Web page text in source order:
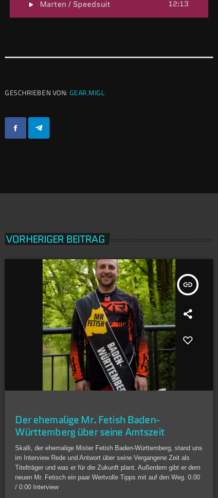
Marten / Speedsuit 12:13
GESCHRIEBEN VON: GEAR.MIGL
VORHERIGER BEITRAG
insert_link
Der ehemalige Mr. Fetish Baden-
Württemberg über seine Amtszeit
Skalli, der ehemalige Mister Fetish Baden-Württemberg, stand uns
im Interview Rede und Antwort über seine Vergangene Zeit als
Titelträger und was er für die Zukunft plant. Außerdem gibt er dem
neuen Mr. Fetisch ein paar Wertvolle Tipps mit auf den Weg. 0:00
/ 0:00 Interview